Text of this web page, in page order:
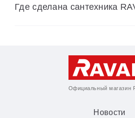
Где сделана сантехника
Официальный магазин
Новости